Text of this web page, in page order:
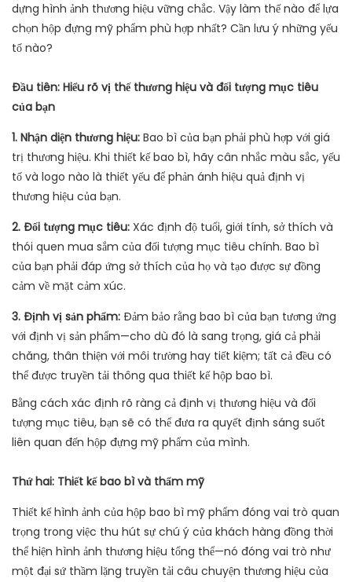
dựng hình ảnh thương hiệu vững chắc. Vậy làm thế nào để lựa
chọn hộp đựng mỹ phẩm phù hợp nhất? Cần lưu ý những yếu
tố nào?
Đầu tiên: Hiểu rõ vị thế thương hiệu và đối tượng mục tiêu
của bạn
1. Nhận diện thương hiệu: Bao bì của bạn phải phù hợp với giá
trị thương hiệu. Khi thiết kế bao bì, hãy cân nhắc màu sắc, yếu
tố và logo nào là thiết yếu để phản ánh hiệu quả định vị
thương hiệu của bạn.
2. Đối tượng mục tiêu: Xác định độ tuổi, giới tính, sở thích và
thói quen mua sắm của đối tượng mục tiêu chính. Bao bì
của bạn phải đáp ứng sở thích của họ và tạo được sự đồng
cảm về mặt cảm xúc.
3. Định vị sản phẩm: Đảm bảo rằng bao bì của bạn tương ứng
với định vị sản phẩm—cho dù đó là sang trọng, giá cả phải
chăng, thân thiện với môi trường hay tiết kiệm; tất cả đều có
thể được truyền tải thông qua thiết kế hộp bao bì.
Bằng cách xác định rõ ràng cả định vị thương hiệu và đối
tượng mục tiêu, bạn sẽ có thể đưa ra quyết định sáng suốt
liên quan đến hộp đựng mỹ phẩm của mình.
Thứ hai: Thiết kế bao bì và thẩm mỹ
Thiết kế hình ảnh của hộp bao bì mỹ phẩm đóng vai trò quan
trọng trong việc thu hút sự chú ý của khách hàng đồng thời
thể hiện hình ảnh thương hiệu tổng thể—nó đóng vai trò như
một đại sứ thầm lặng truyền tải câu chuyện thương hiệu của